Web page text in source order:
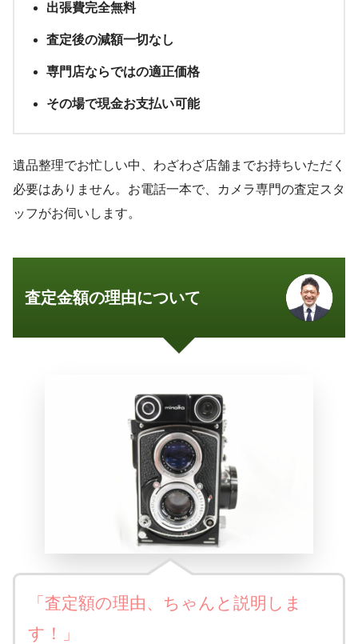
出張費完全無料
査定後の減額一切なし
専門店ならではの適正価格
その場で現金お支払い可能
遺品整理でお忙しい中、わざわざ店舗までお持ちいただく
必要はありません。お電話一本で、カメラ専門の査定スタ
ッフがお伺いします。
査定金額の理由について
「査定額の理由、ちゃんと説明しま
す！」